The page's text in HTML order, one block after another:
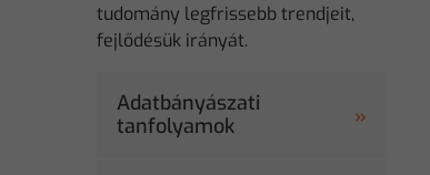
tudomány legfrissebb trendjeit,
fejlődésük irányát.
Adatbányászati
tanfolyamok